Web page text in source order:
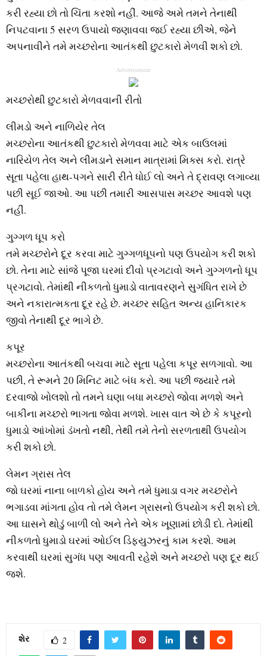
કરી રહ્યા છો તો ચિંતા કરશો નહીં. આજે અમે તમને તેનાથી
નિપટવાના 5 સરળ ઉપાયો જણાવવા જઈ રહ્યા છીએ, જેને
અપનાવીને તમે મચ્છરોના આતંકથી છુટકારો મેળવી શકો છો.
Advertisement
મચ્છરોથી છુટકારો મેળવવાની રીતો
લીમડો અને નાળિયેર તેલ
મચ્છરોના આતંકથી છુટકારો મેળવવા માટે એક બાઉલમાં
નારિયેળ તેલ અને લીમડાને સમાન માત્રામાં મિક્સ કરો. રાત્રે
સૂતા પહેલા હાથ-પગને સારી રીતે ધોઈ લો અને તે દ્રાવણ લગાવ્યા
પછી સૂઈ જાઓ. આ પછી તમારી આસપાસ મચ્છર આવશે પણ
નહીં.
ગુગ્ગળ ધૂપ કરો
તમે મચ્છરોને દૂર કરવા માટે ગુગ્ગળધૂપનો પણ ઉપયોગ કરી શકો
છો. તેના માટે સાંજે પૂજા ઘરમાં દીવો પ્રગટાવો અને ગુગ્ગળનો ધૂપ
પ્રગટાવો. તેમાંથી નીકળતો ધુમાડો વાતાવરણને સુગંધિત રાખે છે
અને નકારાત્મકતા દૂર રહે છે. મચ્છર સહિત અન્ય હાનિકારક
જીવો તેનાથી દૂર ભાગે છે.
કપૂર
મચ્છરોના આતંકથી બચવા માટે સૂતા પહેલા કપૂર સળગાવો. આ
પછી, તે રૂમને 20 મિનિટ માટે બંધ કરો. આ પછી જ્યારે તમે
દરવાજો ખોલશો તો તમને ઘણા બધા મચ્છરો જોવા મળશે અને
બાકીના મચ્છરો ભાગતા જોવા મળશે. ખાસ વાત એ છે કે કપૂરનો
ધુમાડો આંખોમાં ડંખતો નથી, તેથી તમે તેનો સરળતાથી ઉપયોગ
કરી શકો છો.
લેમન ગ્રાસ તેલ
જો ઘરમાં નાના બાળકો હોય અને તમે ધુમાડા વગર મચ્છરોને
ભગાડવા માંગતા હોવ તો તમે લેમન ગ્રાસનો ઉપયોગ કરી શકો છો.
આ ઘાસને થોડું બાળી લો અને તેને એક ખૂણામાં છોડી દો. તેમાંથી
નીકળતો ધુમાડો ઘરમાં ઓઈલ ડિફ્યુઝરનું કામ કરશે. આમ
કરવાથી ઘરમાં સુગંધ પણ આવતી રહેશે અને મચ્છરો પણ દૂર થઈ
જશે.
શેર 2